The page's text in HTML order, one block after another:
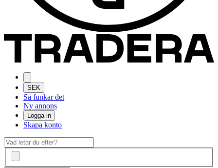
SEK
Så funkar det
Ny annons
Logga in
Skapa konto